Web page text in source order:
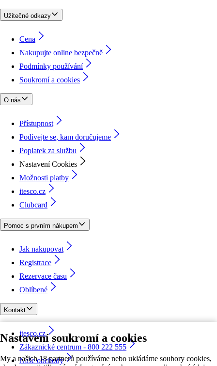
Nastavení soukromí a cookies
My a našich 18 partnerů používáme nebo ukládáme soubory cookies,
Užitečné odkazy
Cena
Nakupujte online bezpečně
Podmínky používání
Soukromí a cookies
O nás
Přístupnost
Podívejte se, kam doručujeme
Poplatek za službu
Nastavení Cookies
Možnosti platby
itesco.cz
Clubcard
Pomoc s prvním nákupem
Jak nakupovat
Registrace
Rezervace času
Oblíbené
Kontakt
itesco.cz
Zákaznické centrum - 800 222 555
Naše obchody